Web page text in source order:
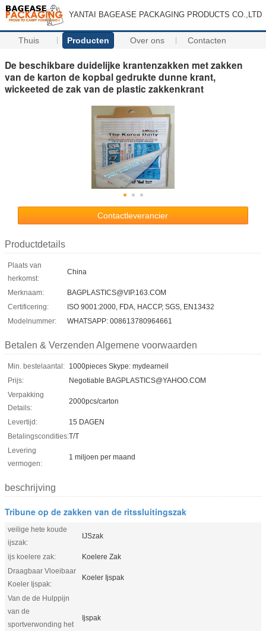
YANTAI BAGEASE PACKAGING PRODUCTS CO.,LTD
Thuis Producten Over ons Contacten
De beschikbare duidelijke krantenzakken met zakken
van de karton de kopbal gedrukte dunne krant,
wickeeted de zak van de plastic zakkenkrant
Contactleverancier
Productdetails
Plaats van
herkomst:
China
Merknaam:
BAGPLASTICS@VIP.163.COM
Certificering:
ISO 9001:2000, FDA, HACCP, SGS, EN13432
Modelnummer:
WHATSAPP: 008613780964661
Betalen & Verzenden Algemene voorwaarden
Min. bestelaantal: 1000pieces Skype: mydearneil
Prijs:
Negotiable BAGPLASTICS@YAHOO.COM
Verpakking
Details:
2000pcs/carton
Levertijd:
15 DAGEN
Betalingscondities:T/T
Levering
vermogen:
1 miljoen per maand
beschrijving
Tribune op de zakken van de ritssluitingszak
veilige hete koude
ijszak:
IJSzak
ijs koelere zak:
Koelere Zak
Draagbaar Vloeibaar
Koeler Ijspak:
Koeler Ijspak
Van de de Hulppijn
van de
sportverwonding het
Ijspak